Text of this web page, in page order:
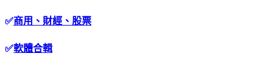
✅商用、財經、股票
✅軟體合輯